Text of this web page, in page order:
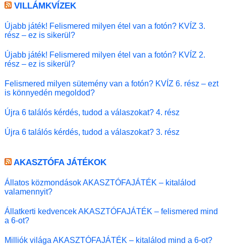
VILLÁMKVÍZEK
Újabb játék! Felismered milyen étel van a fotón? KVÍZ 3.
rész – ez is sikerül?
Újabb játék! Felismered milyen étel van a fotón? KVÍZ 2.
rész – ez is sikerül?
Felismered milyen sütemény van a fotón? KVÍZ 6. rész – ezt
is könnyedén megoldod?
Újra 6 találós kérdés, tudod a válaszokat? 4. rész
Újra 6 találós kérdés, tudod a válaszokat? 3. rész
AKASZTÓFA JÁTÉKOK
Állatos közmondások AKASZTÓFAJÁTÉK – kitalálod
valamennyit?
Állatkerti kedvencek AKASZTÓFAJÁTÉK – felismered mind
a 6-ot?
Milliók világa AKASZTÓFAJÁTÉK – kitalálod mind a 6-ot?